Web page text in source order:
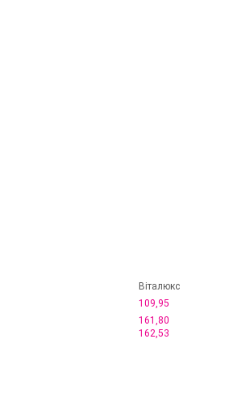
Віталюкс
109,95
161,80
162,53